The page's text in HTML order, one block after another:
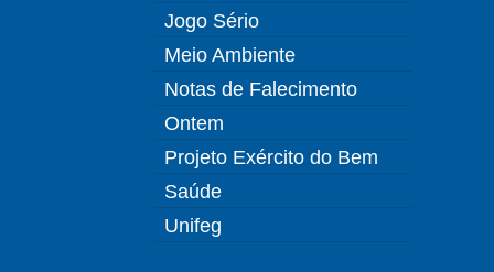
Jogo Sério
Meio Ambiente
Notas de Falecimento
Ontem
Projeto Exército do Bem
Saúde
Unifeg